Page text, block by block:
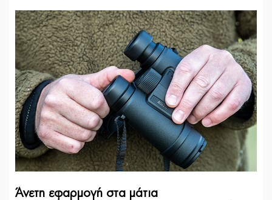
Άνετη εφαρμογή στα μάτια